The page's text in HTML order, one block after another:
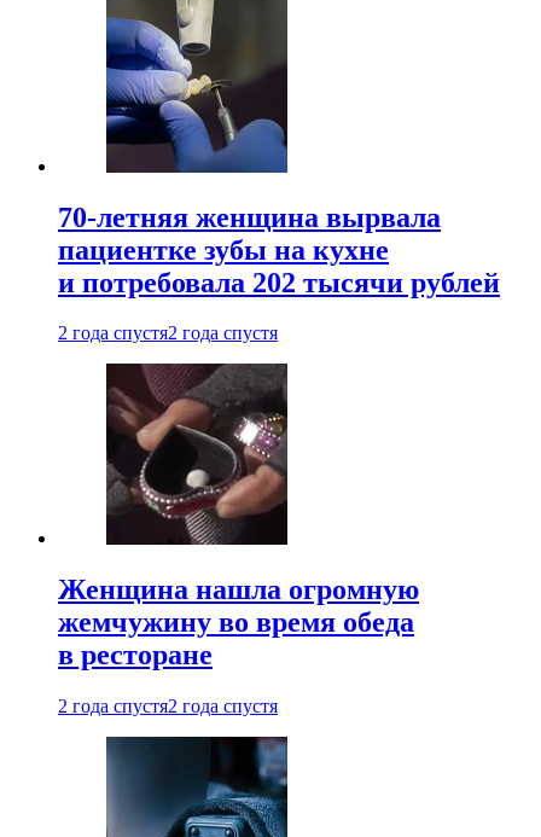
70-летняя женщина вырвала
пациентке зубы на кухне
и потребовала 202 тысячи рублей
2 года спустя2 года спустя
Женщина нашла огромную
жемчужину во время обеда
в ресторане
2 года спустя2 года спустя